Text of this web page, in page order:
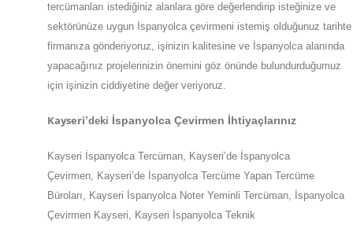
tercümanları istediğiniz alanlara göre değerlendirip isteğinize ve
sektörünüze uygun İspanyolca çevirmeni istemiş olduğunuz tarihte
firmanıza gönderiyoruz, işinizin kalitesine ve İspanyolca alanında
yapacağınız projelerinizin önemini göz önünde bulundurduğumuz
için işinizin ciddiyetine değer veriyoruz.
Kayseri’deki İspanyolca Çevirmen İhtiyaçlarınız
Kayseri İspanyolca Tercüman, Kayseri’de İspanyolca
Çevirmen, Kayseri’de İspanyolca Tercüme Yapan Tercüme
Büroları, Kayseri İspanyolca Noter Yeminli Tercüman, İspanyolca
Çevirmen Kayseri, Kayseri İspanyolca Teknik